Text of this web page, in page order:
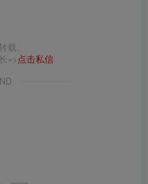
[14P-171.1M]
。
=>点击私信